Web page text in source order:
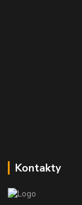
Kontakty